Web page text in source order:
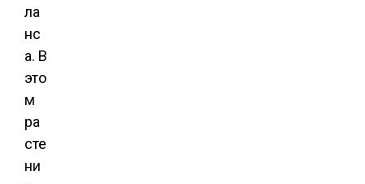
ла
нс
а. В
это
м
ра
сте
ни